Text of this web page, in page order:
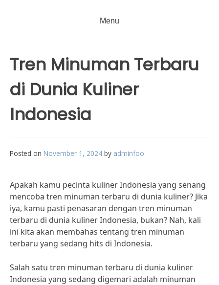
Menu
Tren Minuman Terbaru
di Dunia Kuliner
Indonesia
Posted on November 1, 2024 by adminfoo
Apakah kamu pecinta kuliner Indonesia yang senang
mencoba tren minuman terbaru di dunia kuliner? Jika
iya, kamu pasti penasaran dengan tren minuman
terbaru di dunia kuliner Indonesia, bukan? Nah, kali
ini kita akan membahas tentang tren minuman
terbaru yang sedang hits di Indonesia.
Salah satu tren minuman terbaru di dunia kuliner
Indonesia yang sedang digemari adalah minuman